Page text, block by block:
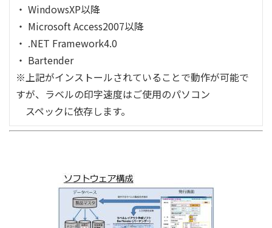
・ WindowsXP以降
・ Microsoft Access2007以降
・ .NET Framework4.0
・ Bartender
※上記がインストールされていることで動作が可能で
すが、ラベルの印字速度はご使用のパソコン
スペックに依存します。